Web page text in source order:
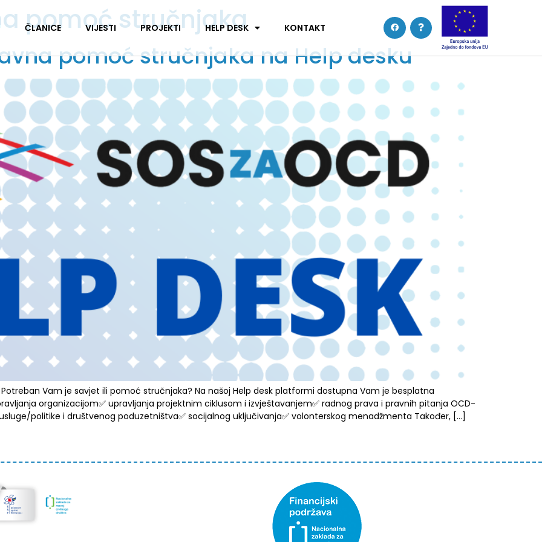
ČLANICE VIJESTI PROJEKTI HELP DESK KONTAKT
pomoć stručnjaka
pomoć stručnjaka na Help desku
Vam je savjet ili pomoć stručnjaka? Na našoj Help desk platformi dostupna Vam je besplatna
organizacijom✅ upravljanja projektnim ciklusom i izvještavanjem✅ radnog prava i pravnih pitanja OCD-
politike i društvenog poduzetništva✅ socijalnog uključivanja✅ volonterskog menadžmenta Također, […]